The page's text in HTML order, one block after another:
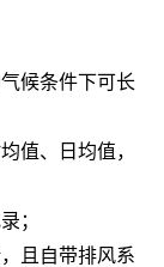
候条件下可长
值、日均值，
；
且自带排风系